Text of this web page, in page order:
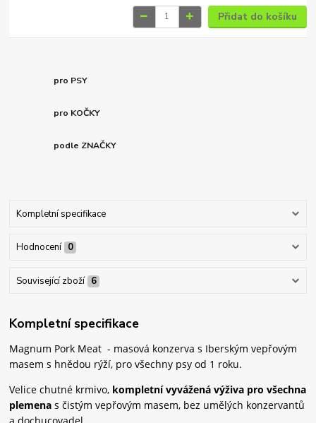
Přidat do košíku
pro PSY
pro KOČKY
podle ZNAČKY
Kompletní specifikace
Hodnocení 0
Související zboží 6
Kompletní specifikace
Magnum Pork Meat - masová konzerva s Iberským vepřovým
masem s hnědou rýží, pro všechny psy od 1 roku.
Velice chutné krmivo, kompletní vyvážená výživa pro všechna
plemena s čistým vepřovým masem, bez umělých konzervantů